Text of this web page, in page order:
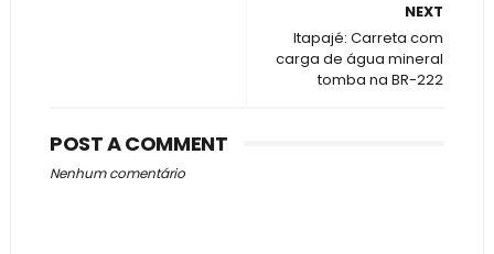
NEXT
Itapajé: Carreta com
carga de água mineral
tomba na BR-222
POST A COMMENT
Nenhum comentário